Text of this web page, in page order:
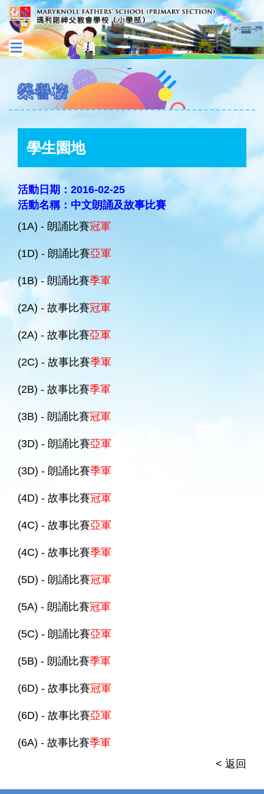
榮譽榜
學生園地
活動日期：2016-02-25
活動名稱：中文朗誦及故事比賽
(1A) - 朗誦比賽冠軍
(1D) - 朗誦比賽亞軍
(1B) - 朗誦比賽季軍
(2A) - 故事比賽冠軍
(2A) - 故事比賽亞軍
(2C) - 故事比賽季軍
(2B) - 故事比賽季軍
(3B) - 朗誦比賽冠軍
(3D) - 朗誦比賽亞軍
(3D) - 朗誦比賽季軍
(4D) - 故事比賽冠軍
(4C) - 故事比賽亞軍
(4C) - 故事比賽季軍
(5D) - 朗誦比賽冠軍
(5A) - 朗誦比賽冠軍
(5C) - 朗誦比賽亞軍
(5B) - 朗誦比賽季軍
(6D) - 故事比賽冠軍
(6D) - 故事比賽亞軍
(6A) - 故事比賽季軍
< 返回